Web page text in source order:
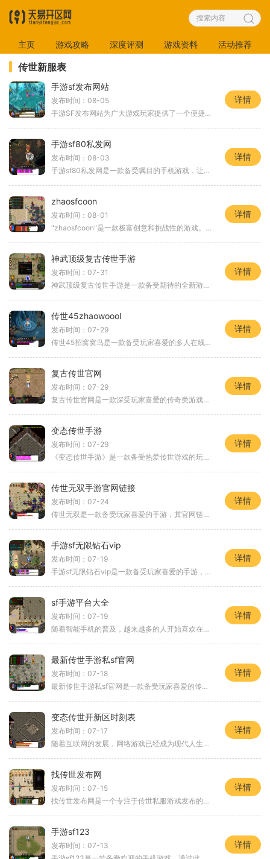
主页 游戏攻略 深度评测 游戏资料 活动推荐
传世新服表
手游sf发布网站
发布时间：08-05
手游SF发布网站为广大游戏玩家提供了一个便捷、全面的手游信息发布平台。在这个网站上，玩家们可以了解到最新、最热门的手游产品，掌握游戏的具体玩法和攻略，与其他玩家交流游
详情
手游sf80私发网
发布时间：08-03
手游sf80私发网是一款备受瞩目的手机游戏，让玩家可以在虚拟世界中尽情体验战斗的快感和策略的乐趣。本文将为大家介绍游戏的具体玩法和特色功能，以帮助玩家更好地了解这款游戏
详情
zhaosfcoon
发布时间：08-01
"zhaosfcoon"是一款极富创意和挑战性的游戏。游戏的玩法非常简单，但是其中的策略和决策却需要玩家们进行深思熟虑玩家们扮演着一只机智的浣熊，需要帮助它解决各种谜题和难题，完
详情
神武顶级复古传世手游
发布时间：07-31
神武顶级复古传世手游是一款备受期待的全新游戏力作，为广大玩家带来了一场视觉和游戏体验的双重盛宴。该游戏以复古传世为背景，通过细致入微的画面和刺激的玩法，将经典的武
详情
传世45zhaowoool
发布时间：07-29
传世45招窝窝鸟是一款备受玩家喜爱的多人在线角色扮演游戏。它以其丰富的游戏玩法和精美的游戏画面吸引了众多玩家的关注和热爱。今天，我们将为大家详细介绍传世45招窝窝鸟的具
详情
复古传世官网
发布时间：07-29
复古传世官网是一款深受玩家喜爱的传奇类游戏，游戏以其独特的复古风格，让玩家重回经典的游戏年代。本文将为大家详细介绍复古传世官网的各种玩法，带您领略这款经典游戏的魅
详情
变态传世手游
发布时间：07-29
《变态传世手游》是一款备受热爱传世游戏的玩家们期待已久的手游。作为经典传世游戏的移动版，该游戏还原了传世的经典副本、多样化的职业选择和刺激的PK玩法，让玩家能够随时随
详情
传世无双手游官网链接
发布时间：07-24
传世无双是一款备受玩家喜爱的手游，其官网链接为传世无双手游官网。在这款游戏中，玩家将扮演一位勇敢的战士，踏上充满挑战的冒险之旅。游戏的玩法丰富多样，让玩家能够尽情
详情
手游sf无限钻石vip
发布时间：07-19
手游sf无限钻石vip是一款备受玩家喜爱的手游，它提供了丰富多样的游戏玩法，让玩家体验到无限的乐趣与刺激。下面将为大家详细介绍该游戏的具体玩法。手游sf无限钻石vip拥有一个庞
详情
sf手游平台大全
发布时间：07-19
随着智能手机的普及，越来越多的人开始喜欢在手机上玩游戏。而SF手游平台则是移动端游戏的一个重要渠道之一。以下将为大家介绍一些知名的SF手游平台，并详细介绍其中一些游戏的
详情
最新传世手游私sf官网
发布时间：07-18
最新传世手游私sf官网是一款备受玩家喜爱的传世手游私服版游戏，它传承了经典的传世世界观和游戏机制，并且进行了优化和创新，让玩家可以在手机上畅快地体验到传世的魅力。本文
详情
变态传世开新区时刻表
发布时间：07-17
随着互联网的发展，网络游戏已经成为现代人生活中不可或缺的一部分。而作为中国最受欢迎的网络游戏之一，“变态传世”更是吸引了大量玩家的关注和喜爱。为了满足玩家的需求，
详情
找传世发布网
发布时间：07-15
找传世发布网是一个专注于传世私服游戏发布的网站，提供了丰富多样的传世版本供玩家选择。传世私服是一种由玩家自己搭建的游戏服务器，其内容和玩法与传世正版游戏基本相同，
详情
手游sf123
发布时间：07-13
详情